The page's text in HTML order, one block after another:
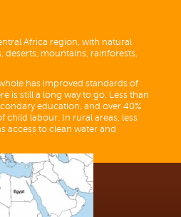
Africa region, with natural
deserts, mountains, rainforests,
has improved standards of
is still a long way to go. Less than
education, and over 40%
child labour. In rural areas, less
access to clean water and